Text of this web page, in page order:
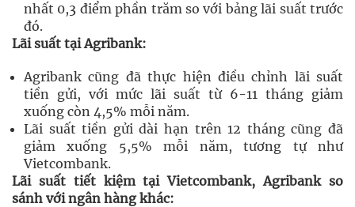
nhất 0,3 điểm phần trăm so với bảng lãi suất trước
đó.
Lãi suất tại Agribank:
Agribank cũng đã thực hiện điều chỉnh lãi suất
tiền gửi, với mức lãi suất từ 6-11 tháng giảm
xuống còn 4,5% mỗi năm.
Lãi suất tiền gửi dài hạn trên 12 tháng cũng đã
giảm xuống 5,5% mỗi năm, tương tự như
Vietcombank.
Lãi suất tiết kiệm tại Vietcombank, Agribank so
sánh với ngân hàng khác: